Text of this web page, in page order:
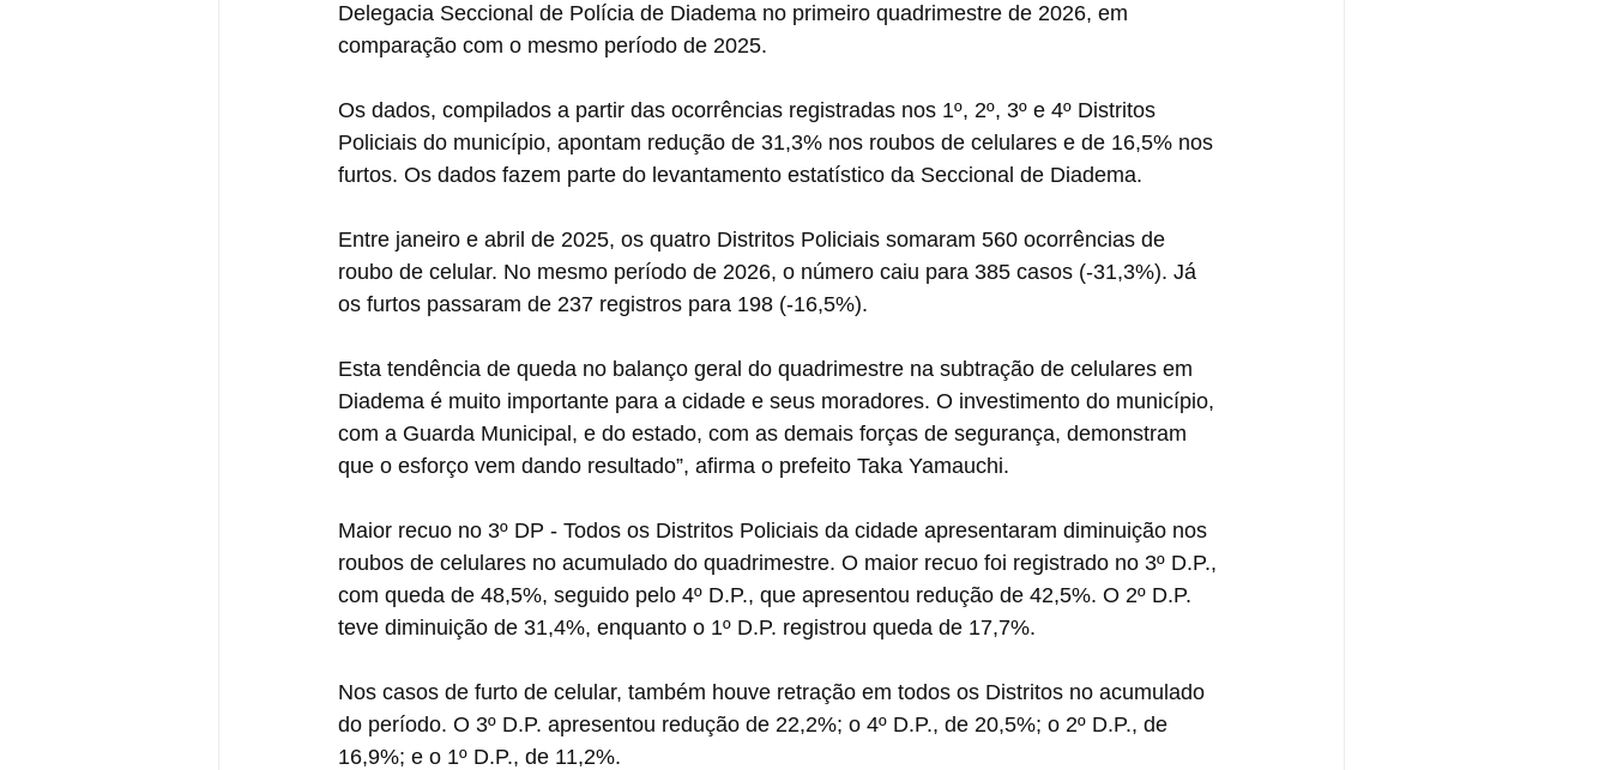
Delegacia Seccional de Polícia de Diadema no primeiro quadrimestre de 2026, em
comparação com o mesmo período de 2025.
Os dados, compilados a partir das ocorrências registradas nos 1º, 2º, 3º e 4º Distritos
Policiais do município, apontam redução de 31,3% nos roubos de celulares e de 16,5% nos
furtos. Os dados fazem parte do levantamento estatístico da Seccional de Diadema.
Entre janeiro e abril de 2025, os quatro Distritos Policiais somaram 560 ocorrências de
roubo de celular. No mesmo período de 2026, o número caiu para 385 casos (-31,3%). Já
os furtos passaram de 237 registros para 198 (-16,5%).
Esta tendência de queda no balanço geral do quadrimestre na subtração de celulares em
Diadema é muito importante para a cidade e seus moradores. O investimento do município,
com a Guarda Municipal, e do estado, com as demais forças de segurança, demonstram
que o esforço vem dando resultado”, afirma o prefeito Taka Yamauchi.
Maior recuo no 3º DP - Todos os Distritos Policiais da cidade apresentaram diminuição nos
roubos de celulares no acumulado do quadrimestre. O maior recuo foi registrado no 3º D.P.,
com queda de 48,5%, seguido pelo 4º D.P., que apresentou redução de 42,5%. O 2º D.P.
teve diminuição de 31,4%, enquanto o 1º D.P. registrou queda de 17,7%.
Nos casos de furto de celular, também houve retração em todos os Distritos no acumulado
do período. O 3º D.P. apresentou redução de 22,2%; o 4º D.P., de 20,5%; o 2º D.P., de
16,9%; e o 1º D.P., de 11,2%.